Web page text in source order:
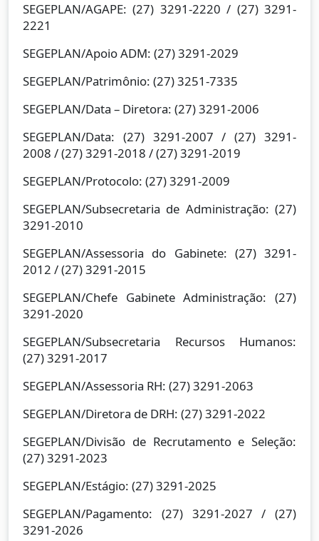
SEGEPLAN/AGAPE: (27) 3291-2220 / (27) 3291-
2221
SEGEPLAN/Apoio ADM: (27) 3291-2029
SEGEPLAN/Patrimônio: (27) 3251-7335
SEGEPLAN/Data – Diretora: (27) 3291-2006
SEGEPLAN/Data: (27) 3291-2007 / (27) 3291-
2008 / (27) 3291-2018 / (27) 3291-2019
SEGEPLAN/Protocolo: (27) 3291-2009
SEGEPLAN/Subsecretaria de Administração: (27)
3291-2010
SEGEPLAN/Assessoria do Gabinete: (27) 3291-
2012 / (27) 3291-2015
SEGEPLAN/Chefe Gabinete Administração: (27)
3291-2020
SEGEPLAN/Subsecretaria Recursos Humanos:
(27) 3291-2017
SEGEPLAN/Assessoria RH: (27) 3291-2063
SEGEPLAN/Diretora de DRH: (27) 3291-2022
SEGEPLAN/Divisão de Recrutamento e Seleção:
(27) 3291-2023
SEGEPLAN/Estágio: (27) 3291-2025
SEGEPLAN/Pagamento: (27) 3291-2027 / (27)
3291-2026